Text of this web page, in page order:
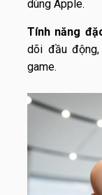
dùng Apple.
Tính năng
dõi đầu
game.